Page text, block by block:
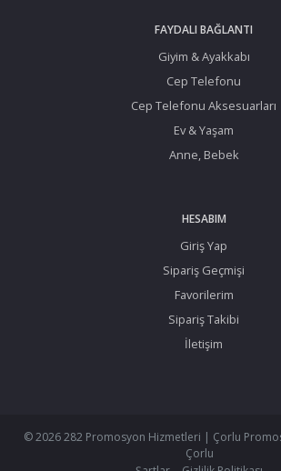
FAYDALI BAĞLANTI
Giyim & Ayakkabı
Cep Telefonu
Cep Telefonu Aksesuarları
Ev & Yaşam
Anne, Bebek
HESABIM
Giriş Yap
Sipariş Geçmişi
Favorilerim
Sipariş Takibi
İletişim
© 2026 282 Promosyon Hizmetleri | Çorlu
Çorlu